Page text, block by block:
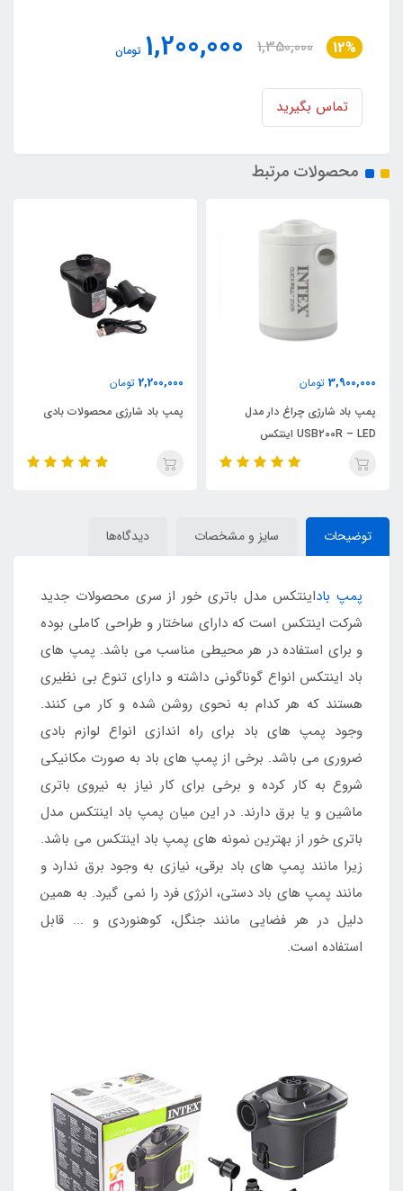
12%
1,350,000
1,200,000 تومان
تماس بگیرید
محصولات مرتبط
3,900,000 تومان
پمپ باد شارژی چراغ دار مدل
USB200R – LED اینتکس
2,200,000 تومان
پمپ باد شارژی محصولات بادی
توضیحات سایز و مشخصات دیدگاه‌ها
پمپ باداینتکس مدل باتری خور از سری محصولات جدید
شرکت اینتکس است که دارای ساختار و طراحی کاملی بوده
و برای استفاده در هر محیطی مناسب می باشد. پمپ های
باد اینتکس انواع گوناگونی داشته و دارای تنوع بی نظیری
هستند که هر کدام به نحوی روشن شده و کار می کنند.
وجود پمپ های باد برای راه اندازی انواع لوازم بادی
ضروری می باشد. برخی از پمپ های باد به صورت مکانیکی
شروع به کار کرده و برخی برای کار نیاز به نیروی باتری
ماشین و یا برق دارند. در این میان پمپ باد اینتکس مدل
باتری خور از بهترین نمونه های پمپ باد اینتکس می باشد.
زیرا مانند پمپ های باد برقی، نیازی به وجود برق ندارد و
مانند پمپ های باد دستی، انرژی فرد را نمی گیرد. به همین
دلیل در هر فضایی مانند جنگل، کوهنوردی و ... قابل
استفاده است.